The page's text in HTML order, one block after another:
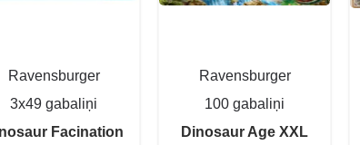
Ravensburger
3x49 gabaliņi
Facination
Ravensburger
100 gabaliņi
Dinosaur Age XXL